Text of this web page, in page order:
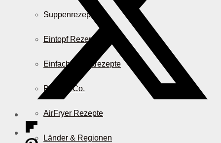
Suppenrezepte
Eintopf Rezepte
Einfache Salatrezepte
Pizza & Co.
AirFryer Rezepte
Länder & Regionen